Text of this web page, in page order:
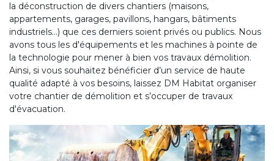
la déconstruction de divers chantiers (maisons,
appartements, garages, pavillons, hangars, bâtiments
industriels…) que ces derniers soient privés ou publics. Nous
avons tous les d'équipements et les machines à pointe de
la technologie pour mener à bien vos travaux démolition.
Ainsi, si vous souhaitez bénéficier d’un service de haute
qualité adapté à vos besoins, laissez DM Habitat organiser
votre chantier de démolition et s’occuper de travaux
d'évacuation.